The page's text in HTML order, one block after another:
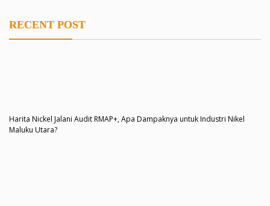
RECENT POST
Harita Nickel Jalani Audit RMAP+, Apa Dampaknya untuk Industri Nikel
Maluku Utara?